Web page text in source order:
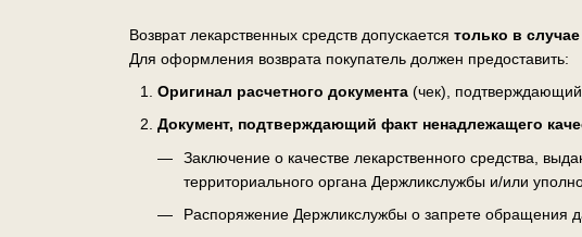
Возврат лекарственных средств допускается только в
Для оформления возврата покупатель должен предоставить:
Оригинал расчетного документа(чек), подтверждающий
Документ, подтверждающий факт ненадлежащего
Заключение о качестве лекарственного средства,
территориального органа Держликслужбы и/или
Распоряжение Держликслужбы о запрете обращения